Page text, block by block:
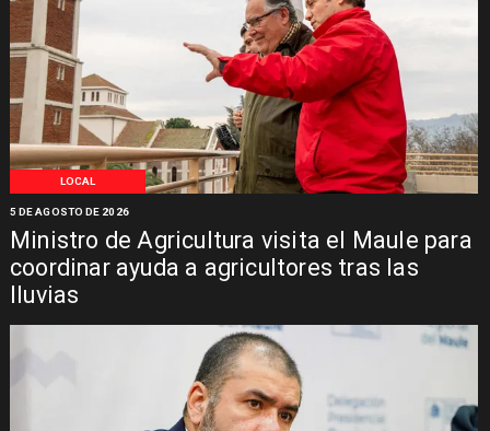
LOCAL
Ministro de Agricultura visita el Maule para
coordinar ayuda a agricultores tras las
lluvias
5 DE AGOSTO DE 2026